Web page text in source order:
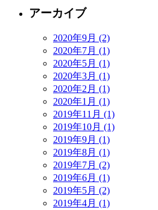
アーカイブ
2020年9月 (2)
2020年7月 (1)
2020年5月 (1)
2020年3月 (1)
2020年2月 (1)
2020年1月 (1)
2019年11月 (1)
2019年10月 (1)
2019年9月 (1)
2019年8月 (1)
2019年7月 (2)
2019年6月 (1)
2019年5月 (2)
2019年4月 (1)